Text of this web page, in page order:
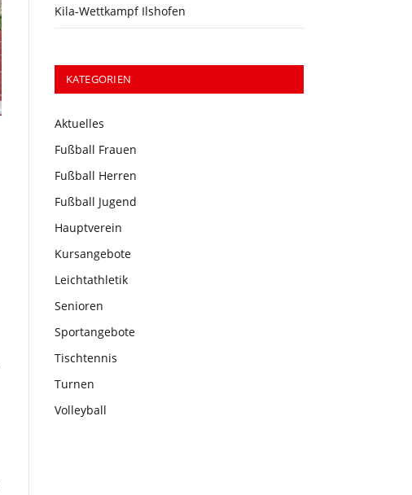
Kila-Wettkampf Ilshofen
KATEGORIEN
Aktuelles
Fußball Frauen
Fußball Herren
Fußball Jugend
Hauptverein
Kursangebote
Leichtathletik
Senioren
Sportangebote
Tischtennis
Turnen
Volleyball